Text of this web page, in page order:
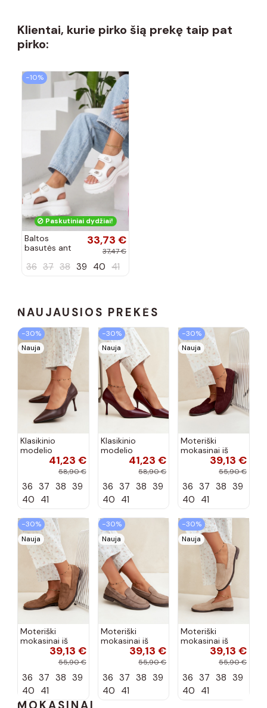
Klientai, kurie pirko šią prekę taip pat
pirko:
−10%
Paskutiniai dydžiai!
Baltos
basutės ant
pado
33,73 €
37,47 €
36 37 38 39 40 41
NAUJAUSIOS PREKĖS
−30%
Nauja
Klasikinio
modelio
aukštakulniai
šokolado
spalvos Nesha
41,23 €
58,90 €
36 37 38 39
40 41
−30%
Nauja
Klasikinio
modelio
aukštakulniai
bordo spalvos
Nesha
41,23 €
58,90 €
36 37 38 39
40 41
−30%
Nauja
Moteriški
mokasinai iš
dirbtinės
zomšos, bordo
39,13 €
55,90 €
36 37 38 39
40 41
−30%
Nauja
Moteriški
mokasinai iš
dirbtinės
zomšos, rudos
39,13 €
55,90 €
36 37 38 39
40 41
−30%
Nauja
Moteriški
mokasinai iš
dirbtinės
zomšos, molio
39,13 €
55,90 €
36 37 38 39
40 41
−30%
Nauja
Moteriški
mokasinai iš
dirbtinės
zomšos, smėlio
39,13 €
55,90 €
36 37 38 39
40 41